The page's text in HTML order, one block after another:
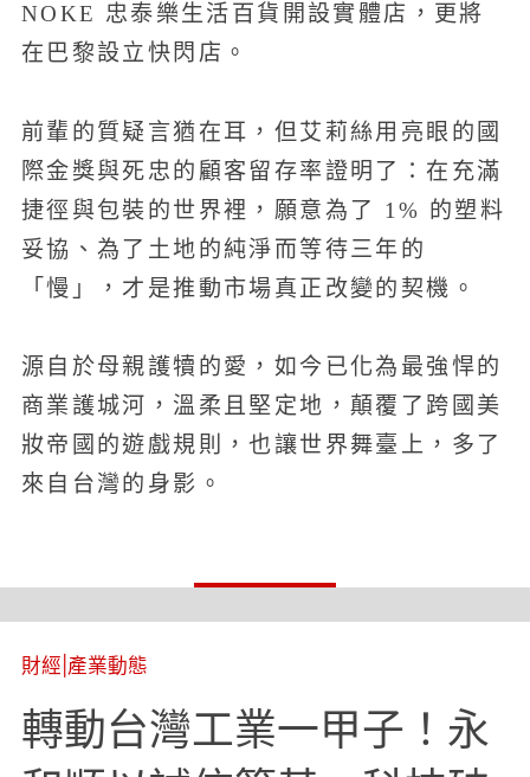
NOKE 忠泰樂生活百貨開設實體店，更將
在巴黎設立快閃店。
前輩的質疑言猶在耳，但艾莉絲用亮眼的國
際金獎與死忠的顧客留存率證明了：在充滿
捷徑與包裝的世界裡，願意為了 1% 的塑料
妥協、為了土地的純淨而等待三年的
「慢」，才是推動市場真正改變的契機。
源自於母親護犢的愛，如今已化為最強悍的
商業護城河，溫柔且堅定地，顛覆了跨國美
妝帝國的遊戲規則，也讓世界舞臺上，多了
來自台灣的身影。
財經 產業動態
轉動台灣工業一甲子！永